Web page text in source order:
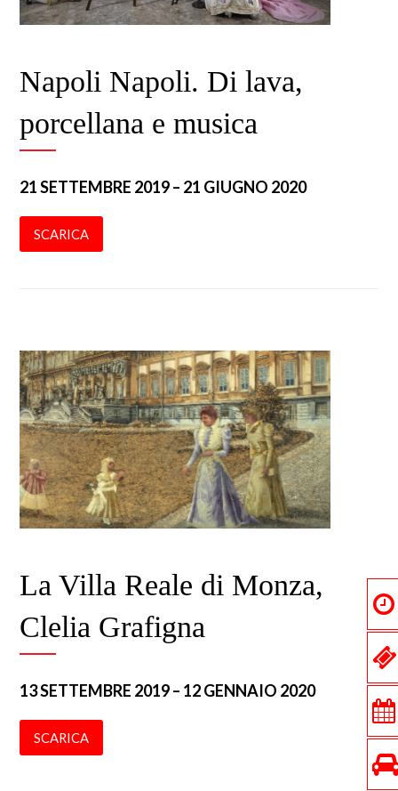
Napoli Napoli. Di lava,
porcellana e musica
21 SETTEMBRE 2019 – 21 GIUGNO 2020
SCARICA
La Villa Reale di Monza,
Clelia Grafigna
13 SETTEMBRE 2019 – 12 GENNAIO 2020
SCARICA